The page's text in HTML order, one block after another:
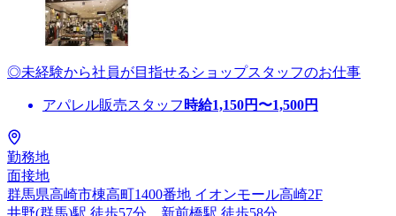
◎未経験から社員が目指せるショップスタッフのお仕事
アパレル販売スタッフ 時給1,150円〜1,500円
勤務地
面接地
群馬県高崎市棟高町1400番地 イオンモール高崎2F
井野(群馬)駅 徒歩57分、新前橋駅 徒歩58分